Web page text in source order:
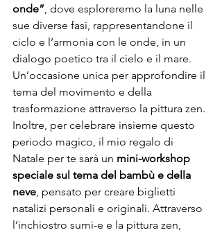
onde” , dove esploreremo la luna nelle
sue diverse fasi, rappresentandone il
ciclo e l’armonia con le onde, in un
dialogo poetico tra il cielo e il mare.
Un’occasione unica per approfondire il
tema del movimento e della
trasformazione attraverso la pittura zen.
Inoltre, per celebrare insieme questo
periodo magico, il mio regalo di
Natale per te sarà un mini-workshop
speciale sul tema del bambù e della
neve , pensato per creare biglietti
natalizi personali e originali. Attraverso
l’inchiostro sumi-e e la pittura zen,